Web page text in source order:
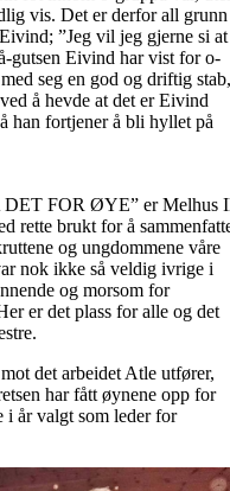
vis. Det er derfor all grunn
”Jeg vil jeg gjerne si at
gutsen Eivind har vist for o-
seg en god og driftig stab,
å hevde at det er Eivind
han fortjener å bli hyllet på
FOR ØYE” er Melhus
rette brukt for å
og ungdommene våre
nok ikke så veldig ivrige i
og morsom for
er det plass for alle og det
det arbeidet Atle utfører,
har fått øynene opp for
i år valgt som leder for